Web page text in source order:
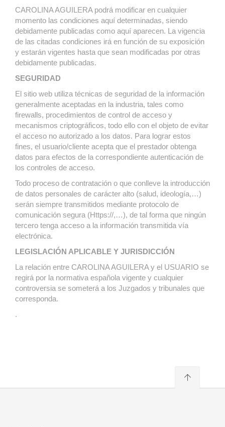
CAROLINA AGUILERA podrá modificar en cualquier
momento las condiciones aquí determinadas, siendo
debidamente publicadas como aquí aparecen. La vigencia
de las citadas condiciones irá en función de su exposición
y estarán vigentes hasta que sean modificadas por otras
debidamente publicadas.
SEGURIDAD
El sitio web utiliza técnicas de seguridad de la información
generalmente aceptadas en la industria, tales como
firewalls, procedimientos de control de acceso y
mecanismos criptográficos, todo ello con el objeto de evitar
el acceso no autorizado a los datos. Para lograr estos
fines, el usuario/cliente acepta que el prestador obtenga
datos para efectos de la correspondiente autenticación de
los controles de acceso.
Todo proceso de contratación o que conlleve la introducción
de datos personales de carácter alto (salud, ideología,…)
serán siempre transmitidos mediante protocolo de
comunicación segura (Https://,…), de tal forma que ningún
tercero tenga acceso a la información transmitida vía
electrónica.
LEGISLACIÓN APLICABLE Y JURISDICCIÓN
La relación entre CAROLINA AGUILERA y el USUARIO se
regirá por la normativa española vigente y cualquier
controversia se someterá a los Juzgados y tribunales que
corresponda.
.